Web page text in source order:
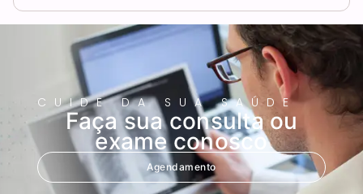
CUIDE DA SUA SAÚDE
Faça sua consulta ou
exame conosco
Agendamento